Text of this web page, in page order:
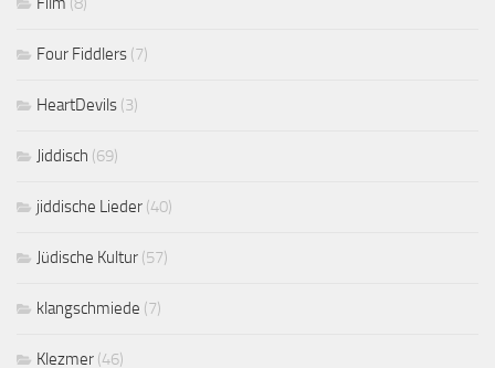
Four Fiddlers (7)
HeartDevils (3)
Jiddisch (69)
jiddische Lieder (40)
Jüdische Kultur (57)
klangschmiede (7)
Klezmer (46)